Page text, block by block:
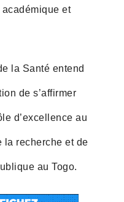
académique et
la Santé entend
de s’affirmer
d’excellence au
la recherche et de
au Togo.